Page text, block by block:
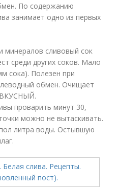
По содержанию
занимает одно из первых
сливовый сок
среди других соков. Мало
сока). Полезен при
обмен. Очищает
проварить минут 30,
можно не вытаскивать.
литра воды. Остывшую